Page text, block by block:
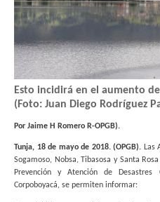
Esto incidirá en el aumento
(Foto: Juan Diego Rodríguez
Por Jaime H Romero R-OPGB).
Tunja, 18 de mayo de 2018. (OPGB). Las
Sogamoso, Nobsa, Tibasosa y Santa
Prevención y Atención de Desastres
Corpoboyacá, se permiten informar: